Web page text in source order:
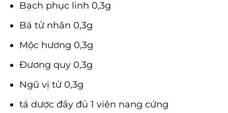
Bạch phục linh 0,3g
Bá tử nhân 0,3g
Mộc hương 0,3g
Đương quy 0,3g
Ngũ vị tử 0,3g
tá dược đầy đủ 1 viên nang cứng